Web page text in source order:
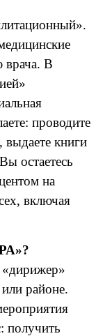
врача. В
проводите
выдаете книги
остаетесь
на
включая
«дирижер»
районе.
получить